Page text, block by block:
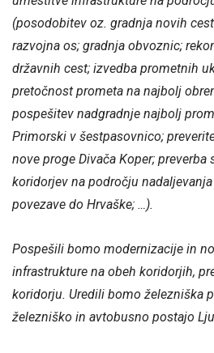
(posodobitev oz. gradnja novih
razvojna os; gradnja obvoznic;
državnih cest; izvedba prometnih
pretočnost prometa na najbolj
pospešitev nadgradnje najbolj
Primorski v šestpasovnico;
nove proge Divača Koper;
koridorjev na področju
povezave do Hrvaške; …).
Pospešili bomo modernizacije in
infrastrukture na obeh koridorjih,
koridorju. Uredili bomo železniška
železniško in avtobusno postajo